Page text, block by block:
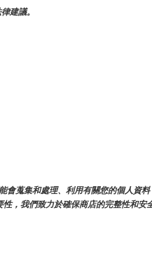
建議。
蒐集和處理、利用有關您的個人資
，我們致力於確保商店的完整性和安全